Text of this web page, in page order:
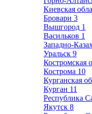
Киевская
Бровари 3
Вышгород 1
Васильков 1
Западно-
Уральск 9
Костромская
Кострома 10
Курганская
Курган 11
Республика
Якутск 8